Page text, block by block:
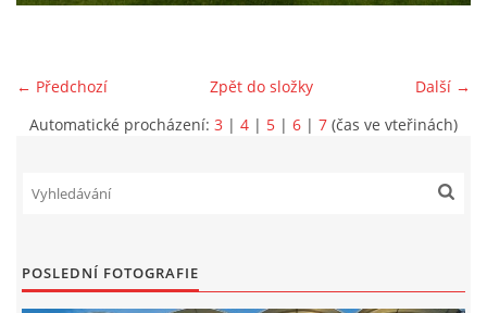
MLADŠÍ ŽÁCI
MLADŠÍ PŘÍPRAVKA R2014-2015
← Předchozí Další →
Zpět do složky
Automatické procházení: 3 | 4 | 5 | 6 | 7 (čas ve vteřinách)
POSLEDNÍ FOTOGRAFIE